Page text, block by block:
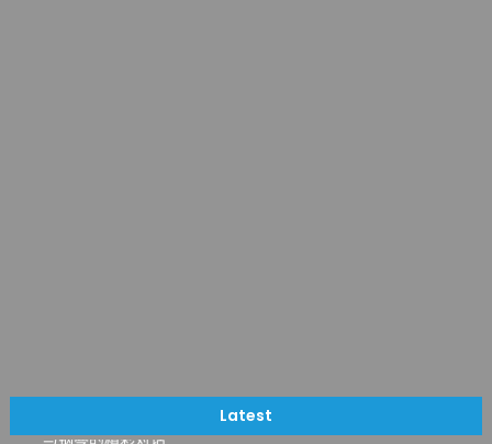
Latest
筝声与琴韵交汇：刘励(Li Statler)与钢琴家Darek演绎一场古筝